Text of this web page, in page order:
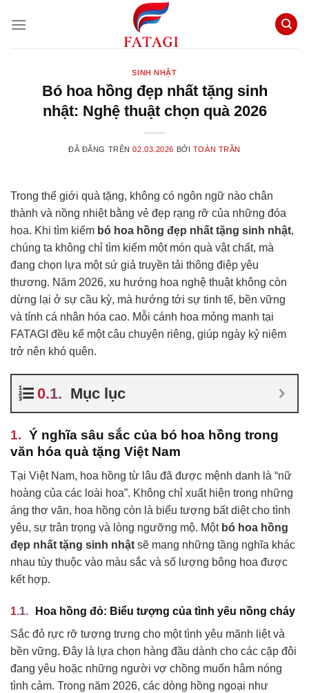
đến
SINH NHẬT
Bó hoa hồng đẹp nhất tặng sinh
nhật: Nghệ thuật chọn quà 2026
ĐÃ ĐĂNG TRÊN02.03.2026 BỞI TOÀN TRẦN
Trong thế giới quà tặng, không có ngôn ngữ nào chân
thành và nồng nhiệt bằng vẻ đẹp rạng rỡ của những đóa
hoa. Khi tìm kiếm bó hoa hồng đẹp nhất tặng sinh nhật,
chúng ta không chỉ tìm kiếm một món quà vật chất, mà
đang chọn lựa một sứ giả truyền tải thông điệp yêu
thương. Năm 2026, xu hướng hoa nghệ thuật không còn
dừng lại ở sự cầu kỳ, mà hướng tới sự tinh tế, bền vững
và tính cá nhân hóa cao. Mỗi cánh hoa mỏng manh tại
FATAGI đều kể một câu chuyện riêng, giúp ngày kỷ niệm
trở nên khó quên.
Mục lục
Ý nghĩa sâu sắc của bó hoa hồng trong
văn hóa quà tặng Việt Nam
Tại Việt Nam, hoa hồng từ lâu đã được mệnh danh là “nữ
hoàng của các loài hoa”. Không chỉ xuất hiện trong những
áng thơ văn, hoa hồng còn là biểu tượng bất diệt cho tình
yêu, sự trân trọng và lòng ngưỡng mộ. Một bó hoa hồng
đẹp nhất tặng sinh nhật sẽ mang những tầng nghĩa khác
nhau tùy thuộc vào màu sắc và số lượng bông hoa được
kết hợp.
Hoa hồng đỏ: Biểu tượng của tình yêu nồng cháy
Sắc đỏ rực rỡ tượng trưng cho một tình yêu mãnh liệt và
bền vững. Đây là lựa chọn hàng đầu dành cho các cặp đôi
đang yêu hoặc những người vợ chồng muốn hâm nóng
tình cảm. Trong năm 2026, các dòng hồng ngoại như